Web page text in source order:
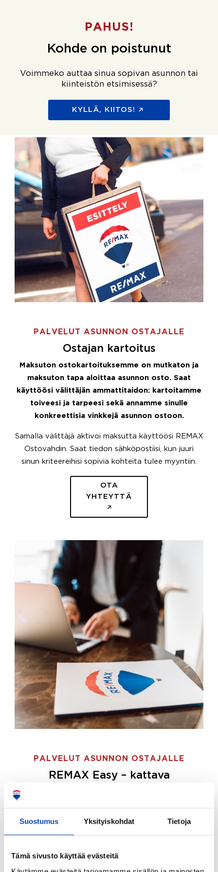
Suostumus Yksityiskohdat Tietoja
Tämä sivusto käyttää evästeitä
PAHUS!
Kohde on poistunut
Voimmeko auttaa sinua sopivan asunnon tai
kiinteistön etsimisessä?
KYLLÄ, KIITOS!
PALVELUT ASUNNON OSTAJALLE
Ostajan kartoitus
Maksuton ostokartoituksemme on mutkaton ja
maksuton tapa aloittaa asunnon osto. Saat
käyttöösi välittäjän ammattitaidon: kartoitamme
toiveesi ja tarpeesi sekä annamme sinulle
konkreettisia vinkkejä asunnon ostoon.
Samalla välittäjä aktivoi maksutta käyttöösi REMAX
Ostovahdin. Saat tiedon sähköpostiisi, kun juuri
sinun kriteereihisi sopivia kohteita tulee myyntiin.
OTA
YHTEYTTÄ
PALVELUT ASUNNON OSTAJALLE
REMAX Easy – kattava
ostajille.
Tee ostotoimeksianto ja etsimme juuri